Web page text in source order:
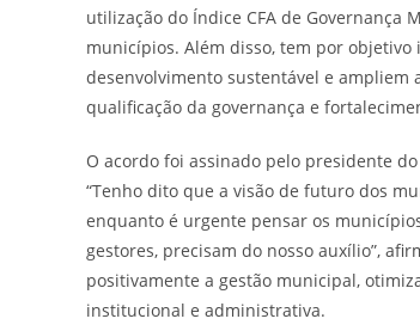
utilização do Índice CFA de Governança
municípios. Além disso, tem por
desenvolvimento sustentável e
qualificação da governança e
O acordo foi assinado pelo presidente
“Tenho dito que a visão de futuro dos
enquanto é urgente pensar os
gestores, precisam do nosso auxílio”,
positivamente a gestão municipal,
institucional e administrativa.